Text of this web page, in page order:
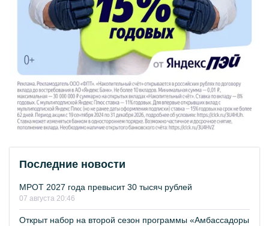
Последние новости
МРОТ 2027 года превысит 30 тысяч рублей
07 августа 20:46
Открыт набор на второй сезон программы «Амбассадоры